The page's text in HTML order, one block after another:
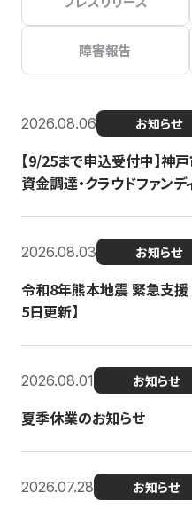
障害報告
2026.08.06 お知らせ
【9/25まで申込受付中】神
資金調達・クラウドファン
2026.08.03 お知らせ
令和8年熊本地震 緊急支援
5日更新】
2026.08.01 お知らせ
夏季休業のお知らせ
2026.07.28 お知らせ